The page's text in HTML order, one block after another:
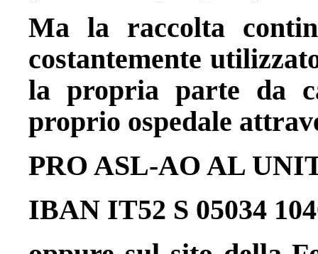
Ma la raccolta
costantemente
la propria parte da
proprio ospedale
PRO ASL-AO AL
IBAN IT52 S 05034